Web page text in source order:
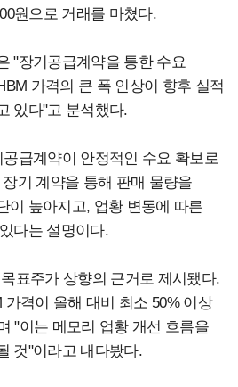
원으로 거래를 마쳤다.
"장기공급계약을 통한 수요
가격의 큰 폭 인상이 향후 실적
있다"고 분석했다.
급계약이 안정적인 수요 확보로
기 계약을 통해 판매 물량을
이 높아지고, 업황 변동에 따른
다는 설명이다.
표주가 상향의 근거로 제시됐다.
가격이 올해 대비 최소 50% 이상
"이는 메모리 업황 개선 흐름을
것"이라고 내다봤다.